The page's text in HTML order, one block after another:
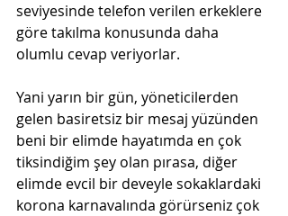
seviyesinde telefon verilen erkeklere
göre takılma konusunda daha
Yani yarın bir gün, yöneticilerden
gelen basiretsiz bir mesaj yüzünden
beni bir elimde hayatımda en çok
tiksindiğim şey olan pırasa, diğer
elimde evcil bir deveyle sokaklardaki
korona karnavalında görürseniz çok